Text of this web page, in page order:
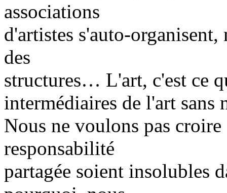
associations
d'artistes s'auto-
des
structures… L'art, c'est ce
intermédiaires de l'art sans
Nous ne voulons pas
responsabilité
partagée soient insolubles